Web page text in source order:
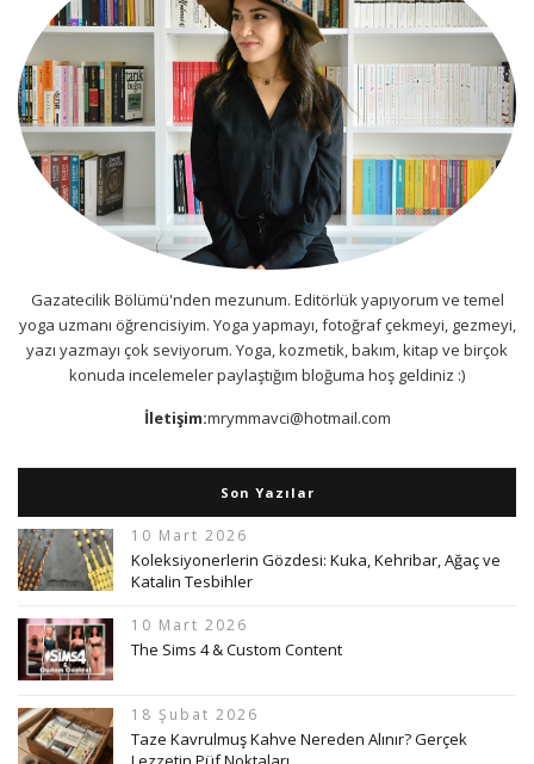
Gazatecilik Bölümü'nden mezunum. Editörlük yapıyorum ve temel
yoga uzmanı öğrencisiyim. Yoga yapmayı, fotoğraf çekmeyi, gezmeyi,
yazı yazmayı çok seviyorum. Yoga, kozmetik, bakım, kitap ve birçok
konuda incelemeler paylaştığım bloğuma hoş geldiniz :)
İletişim:mrymmavci@hotmail.com
Son Yazılar
10 Mart 2026
Koleksiyonerlerin Gözdesi: Kuka, Kehribar, Ağaç ve
Katalin Tesbihler
10 Mart 2026
The Sims 4 & Custom Content
18 Şubat 2026
Taze Kavrulmuş Kahve Nereden Alınır? Gerçek